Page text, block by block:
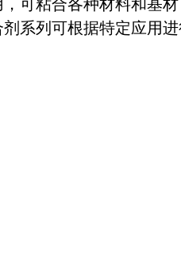
可粘合各种材料和基
系列可根据特定应用